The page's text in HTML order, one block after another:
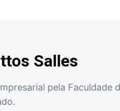
Salles
pela Faculdade